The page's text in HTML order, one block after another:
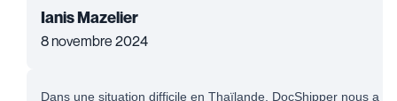
Ianis Mazelier
8 novembre 2024
Dans une situation difficile en Thaïlande, DocShipper nous a